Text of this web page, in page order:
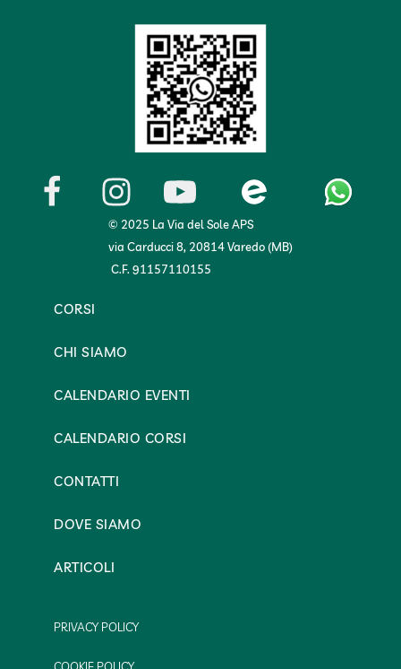
© 2025 La Via del Sole APS
via Carducci 8, 20814 Varedo (MB)
C.F. 91157110155
CORSI
CHI SIAMO
CALENDARIO EVENTI
CALENDARIO CORSI
CONTATTI
DOVE SIAMO
ARTICOLI
PRIVACY POLICY